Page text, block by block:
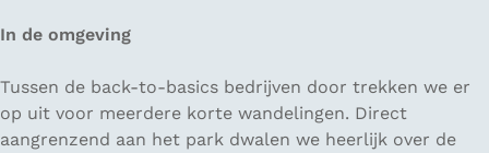
In de omgeving
Tussen de back-to-basics bedrijven door trekken we er
op uit voor meerdere korte wandelingen. Direct
aangrenzend aan het park dwalen we heerlijk over de